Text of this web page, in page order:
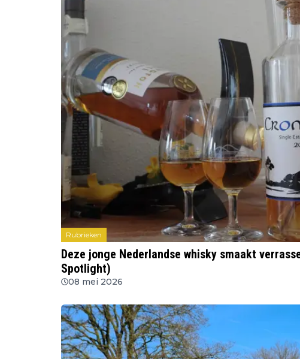
Rubrieken
Deze jonge Nederlandse whisky smaakt
Spotlight)
08 mei 2026